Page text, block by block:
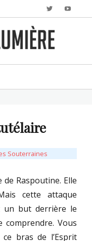
Twitter
Souterraines
de Raspoutine. Elle
cette attaque
un but derrière le
comprendre. Vous
ce bras de l’Esprit